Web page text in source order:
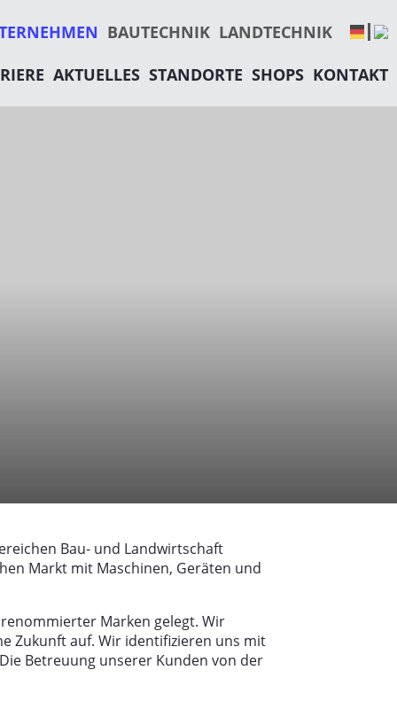
AKTUELLES STANDORTE SHOPS KONTAKT
BAUTECHNIK LANDTECHNIK
Bau- und Landwirtschaft
Markt mit Maschinen, Geräten und
Marken gelegt. Wir
Zukunft auf. Wir identifizieren uns mit
Betreuung unserer Kunden von der